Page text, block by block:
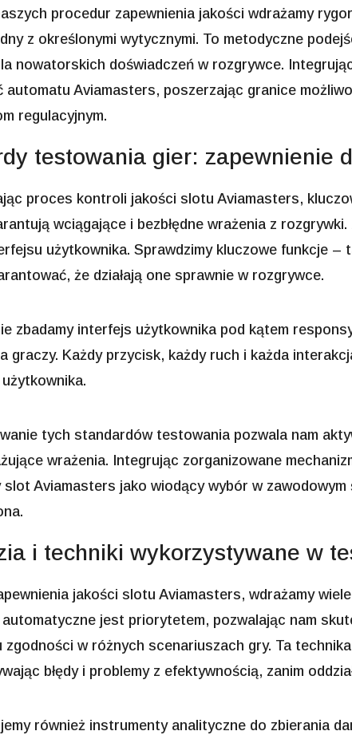
procedur zapewnienia jakości wdrażamy
z określonymi wytycznymi. To metodyczne
nowatorskich doświadczeń w rozgrywce.
automatu Aviamasters, poszerzając granice
regulacyjnym.
testowania gier: zapewnienie
proces kontroli jakości slotu Aviamasters,
wciągające i bezbłędne wrażenia z
użytkownika. Sprawdzimy kluczowe funkcje –
że działają one sprawnie w rozgrywce.
zbadamy interfejs użytkownika pod kątem
graczy. Każdy przycisk, każdy ruch i każda
tych standardów testowania pozwala nam
wrażenia. Integrując zorganizowane
slot Aviamasters jako wiodący wybór w
i techniki wykorzystywane w
jakości slotu Aviamasters, wdrażamy
jest priorytetem, pozwalając nam
zgodności w różnych scenariuszach gry. Ta
błędy i problemy z efektywnością, zanim
również instrumenty analityczne do zbierania